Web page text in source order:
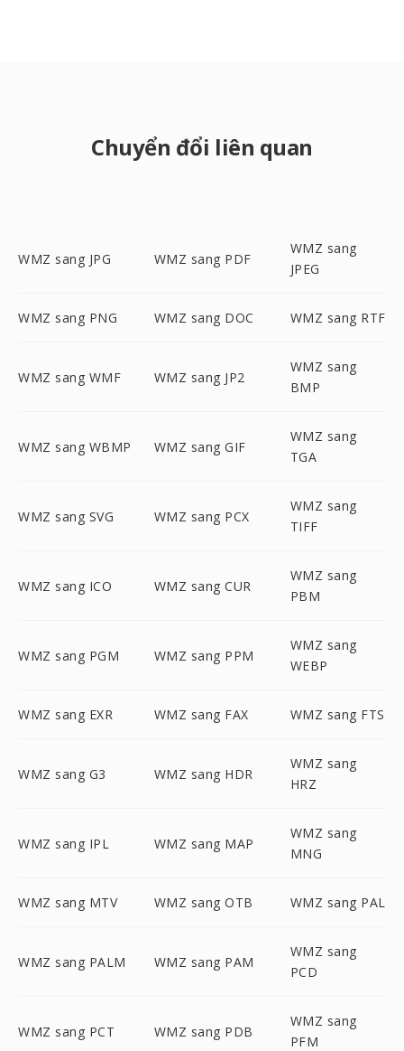
Chuyển đổi liên quan
WMZ sang JPG WMZ sang PDF
WMZ sang
JPEG
WMZ sang PNG WMZ sang DOC WMZ sang RTF
WMZ sang WMF WMZ sang JP2
WMZ sang
BMP
WMZ sang WBMP WMZ sang GIF
WMZ sang
TGA
WMZ sang SVG WMZ sang PCX
WMZ sang
TIFF
WMZ sang ICO WMZ sang CUR
WMZ sang
PBM
WMZ sang PGM WMZ sang PPM
WMZ sang
WEBP
WMZ sang EXR WMZ sang FAX WMZ sang FTS
WMZ sang G3 WMZ sang HDR
WMZ sang
HRZ
WMZ sang IPL WMZ sang MAP
WMZ sang
MNG
WMZ sang MTV WMZ sang OTB WMZ sang PAL
WMZ sang PALM WMZ sang PAM
WMZ sang
PCD
WMZ sang PCT WMZ sang PDB
WMZ sang
PFM